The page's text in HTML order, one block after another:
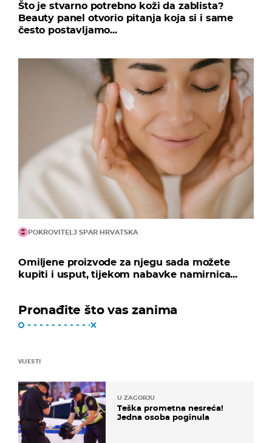
Što je stvarno potrebno koži da zablista?
Beauty panel otvorio pitanja koja si i same
često postavljamo...
POKROVITELJ SPAR HRVATSKA
Omiljene proizvode za njegu sada možete
kupiti i usput, tijekom nabavke namirnica...
Pronađite što vas zanima
VIJESTI
U ZAGORJU
Teška prometna nesreća!
Jedna osoba poginula